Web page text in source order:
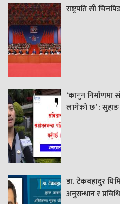
राष्ट्रपति सी
‘कानुन
लागेको छ’ : सुहाङ
डा. टेकबहादुर
अनुसन्धान र